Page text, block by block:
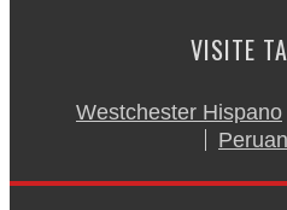
VISITE
Westchester Hispano